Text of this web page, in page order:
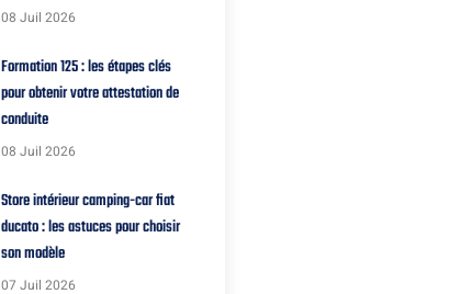
08 Juil 2026
Formation 125 : les étapes clés
pour obtenir votre attestation de
conduite
08 Juil 2026
Store intérieur camping-car fiat
ducato : les astuces pour choisir
son modèle
07 Juil 2026